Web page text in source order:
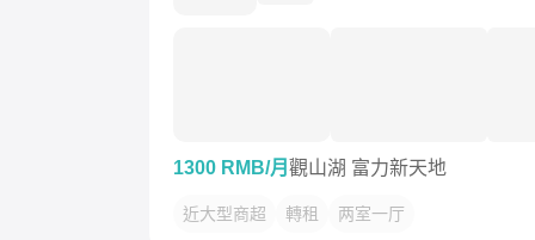
1300 RMB/月 觀山湖 富力新天地
近大型商超 轉租 两室一厅